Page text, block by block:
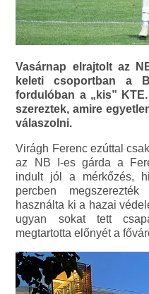
Vasárnap elrajtolt az
keleti csoportban a
fordulóban a „kis”
szereztek, amire
válaszolni.
Virágh Ferenc ezúttal
az NB I-es gárda a
indult jól a mérkőzés,
percben
használta ki a hazai
ugyan sokat tett
megtartotta előnyét a